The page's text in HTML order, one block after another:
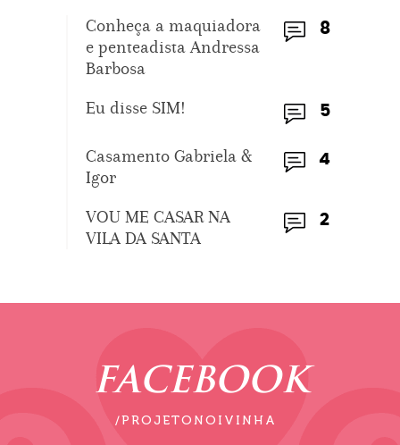
8
Conheça a maquiadora
e penteadista Andressa
Barbosa
5
Eu disse SIM!
4
Casamento Gabriela &
Igor
2
VOU ME CASAR NA
VILA DA SANTA
FACEBOOK
/PROJETONOIVINHA